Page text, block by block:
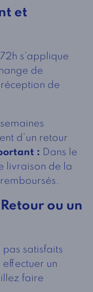
et
s’applique
de
de
d’un retour
: Dans le
livraison de la
ou un
pas satisfaits
un
faire